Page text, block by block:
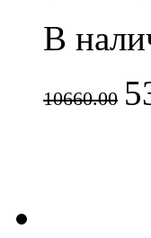
В
10660.00